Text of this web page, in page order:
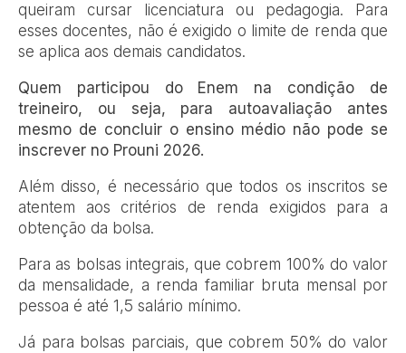
queiram cursar licenciatura ou pedagogia. Para
esses docentes, não é exigido o limite de renda que
se aplica aos demais candidatos.
Quem participou do Enem na condição de
treineiro, ou seja, para autoavaliação antes
mesmo de concluir o ensino médio não pode se
inscrever no Prouni 2026.
Além disso, é necessário que todos os inscritos se
atentem aos critérios de renda exigidos para a
obtenção da bolsa.
Para as bolsas integrais, que cobrem 100% do valor
da mensalidade, a renda familiar bruta mensal por
pessoa é até 1,5 salário mínimo.
Já para bolsas parciais, que cobrem 50% do valor